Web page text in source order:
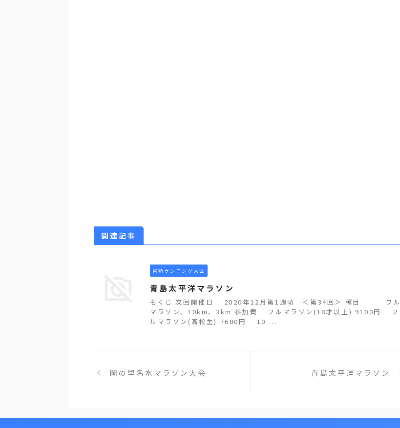
関連記事
宮崎ランニング大会
青島太平洋マラソン
もくじ 次回開催日 2020年12月第1週頃 ＜第34回＞ 種目 フル
マラソン、10km、3km 参加費 フルマラソン(18才以上) 9100円 フ
ルマラソン(高校生) 7600円 10 ...
岡の里名水マラソン大会 青島太平洋マラソン